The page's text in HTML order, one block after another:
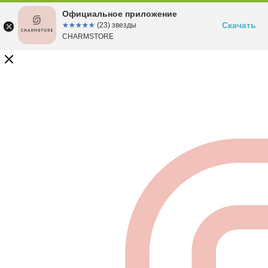
Официальное приложение
☆☆☆☆☆
★★★★★ (23) звезды
CHARMSTORE
Скачать